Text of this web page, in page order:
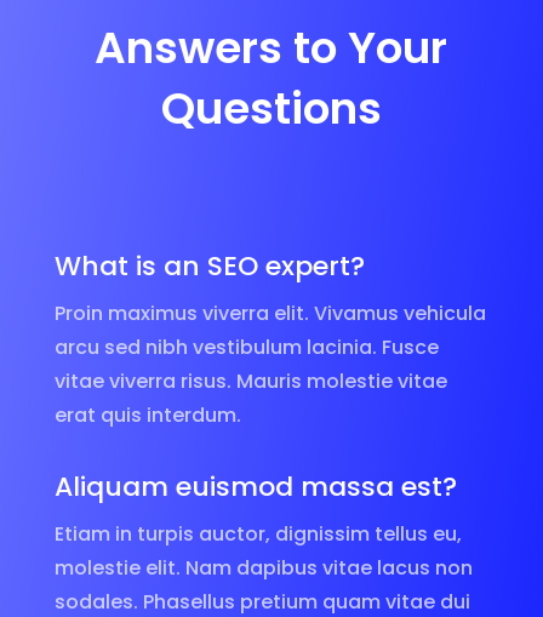
Answers to Your
Questions
What is an SEO expert?
Proin maximus viverra elit. Vivamus vehicula
arcu sed nibh vestibulum lacinia. Fusce
vitae viverra risus. Mauris molestie vitae
erat quis interdum.
Aliquam euismod massa est?
Etiam in turpis auctor, dignissim tellus eu,
molestie elit. Nam dapibus vitae lacus non
sodales. Phasellus pretium quam vitae dui